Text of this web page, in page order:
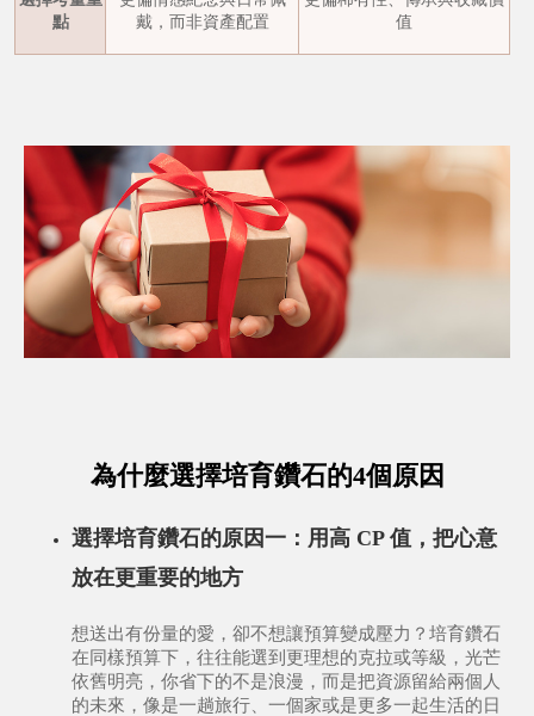
點
戴，而非資產配置
值
為什麼選擇培育鑽石的4個原因
選擇培育鑽石的原因一：用高 CP 值，把心意
放在更重要的地方
想送出有份量的愛，卻不想讓預算變成壓力？培育鑽石
在同樣預算下，往往能選到更理想的克拉或等級，光芒
依舊明亮，你省下的不是浪漫，而是把資源留給兩個人
的未來，像是一趟旅行、一個家或是更多一起生活的日